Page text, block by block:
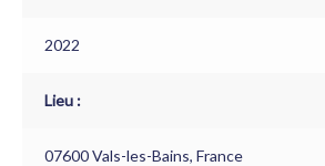
2022
Lieu :
07600 Vals-les-Bains, France